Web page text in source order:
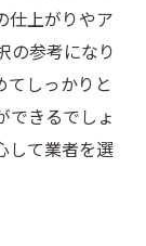
仕上がりやア
の参考になり
てしっかりと
できるでしょ
して業者を選